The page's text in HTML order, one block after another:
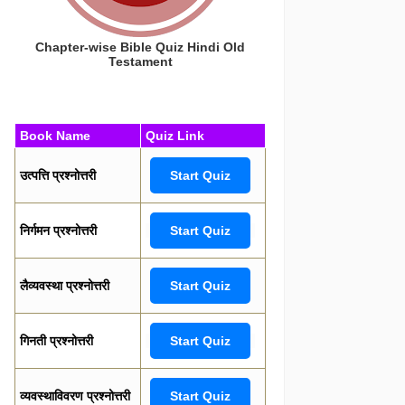
Chapter-wise Bible Quiz Hindi Old
Testament
Book Name Quiz Link
उत्पत्ति प्रश्नोत्तरी Start Quiz
निर्गमन प्रश्नोत्तरी Start Quiz
लैव्यवस्था प्रश्नोत्तरी Start Quiz
गिनती प्रश्नोत्तरी Start Quiz
व्यवस्थाविवरण प्रश्नोत्तरी Start Quiz